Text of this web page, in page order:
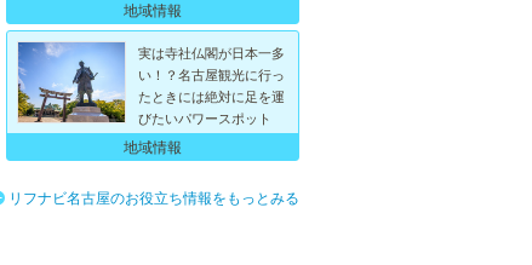
地域情報
実は寺社仏閣が日本一多
い！？名古屋観光に行っ
たときには絶対に足を運
びたいパワースポット
地域情報
リフナビ名古屋のお役立ち情報をもっとみる